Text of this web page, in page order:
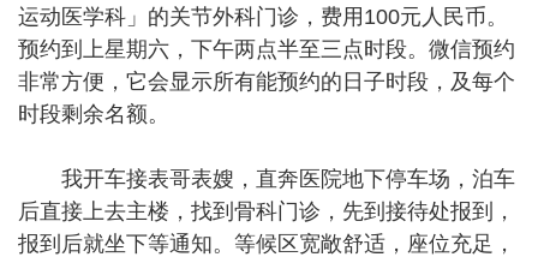
运动医学科」的关节外科门诊，费用100元人民币。
预约到上星期六，下午两点半至三点时段。微信预约
非常方便，它会显示所有能预约的日子时段，及每个
时段剩余名额。
我开车接表哥表嫂，直奔医院地下停车场，泊车
后直接上去主楼，找到骨科门诊，先到接待处报到，
报到后就坐下等通知。等候区宽敞舒适，座位充足，